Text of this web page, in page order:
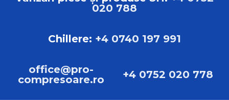
Compresor cu piston
Power Systems
020 788
Chillere: +4 0740 197 991
office@pro-
compresoare.ro
+4 0752 020 778